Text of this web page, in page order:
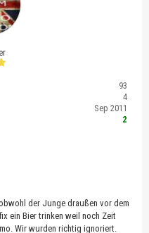
93
4
Sep 2011
2
der Junge draußen vor dem
ein Bier trinken weil noch Zeit
Wir wurden richtig ignoriert.